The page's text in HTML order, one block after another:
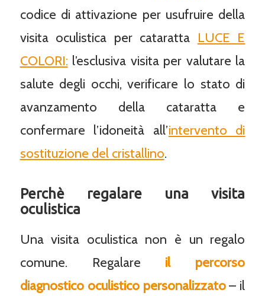
codice di attivazione per usufruire della
visita oculistica per cataratta LUCE E
COLORI: l’esclusiva visita per valutare la
salute degli occhi, verificare lo stato di
avanzamento della cataratta e
confermare l’idoneità all’intervento di
sostituzione del cristallino.
Perchè regalare una visita
oculistica
Una visita oculistica non è un regalo
comune. Regalare il percorso
diagnostico oculistico personalizzato– il